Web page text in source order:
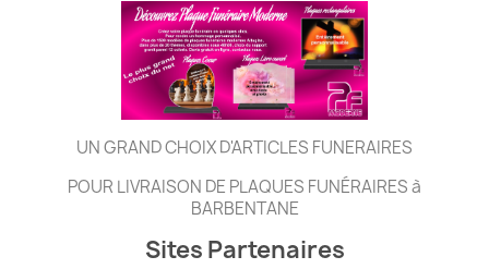
UN GRAND CHOIX D'ARTICLES FUNERAIRES
POUR LIVRAISON DE PLAQUES FUNÉRAIRES à
BARBENTANE
Sites Partenaires